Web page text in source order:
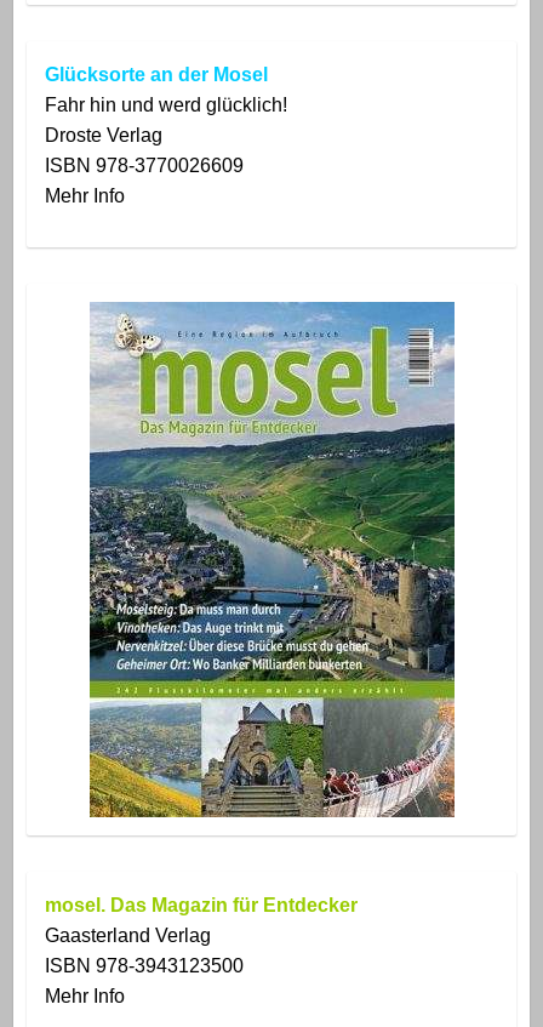
Glücksorte an der Mosel
Fahr hin und werd glücklich!
DrosteVerlag
ISBN 978-3770026609
Mehr Info
mosel. Das Magazin für Entdecker
Gaasterland Verlag
ISBN 978-3943123500
Mehr Info